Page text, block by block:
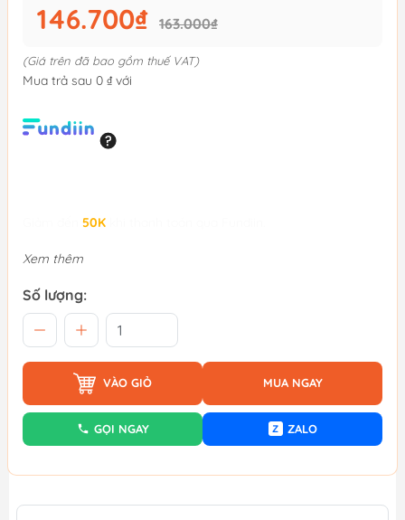
146.700₫ 163.000₫
(Giá trên đã bao gồm thuế VAT)
Mua trả sau 0 ₫ với
50K
Xem thêm
Số lượng:
VÀO GIỎ MUA NGAY
GỌI NGAY Z ZALO